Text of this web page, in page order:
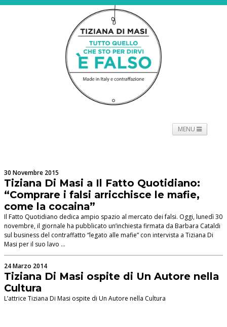
MENU
30 Novembre 2015
Tiziana Di Masi a Il Fatto Quotidiano:
“Comprare i falsi arricchisce le mafie,
come la cocaina”
Il Fatto Quotidiano dedica ampio spazio al mercato dei falsi. Oggi, lunedì 30
novembre, il giornale ha pubblicato un’inchiesta firmata da Barbara Cataldi
sul business del contraffatto “legato alle mafie” con intervista a Tiziana Di
Masi per il suo lavo …
24 Marzo 2014
Tiziana Di Masi ospite di Un Autore nella
Cultura
L’attrice Tiziana Di Masi ospite di Un Autore nella Cultura